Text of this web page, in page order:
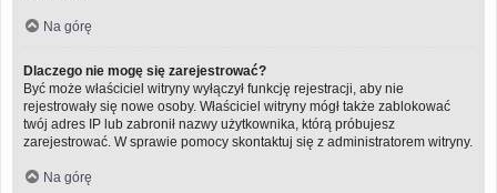
Na górę
Dlaczego nie mogę się zarejestrować?
Być może właściciel witryny wyłączył funkcję rejestracji, aby nie
rejestrowały się nowe osoby. Właściciel witryny mógł także zablokować
twój adres IP lub zabronił nazwy użytkownika, którą próbujesz
zarejestrować. W sprawie pomocy skontaktuj się z administratorem witryny.
Na górę